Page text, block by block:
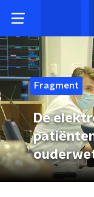
Fragment
De